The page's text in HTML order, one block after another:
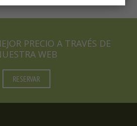
PRECIO A TRAVÉS DE
WEB
RESERVAR